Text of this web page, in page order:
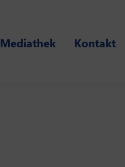
Mediathek Kontakt